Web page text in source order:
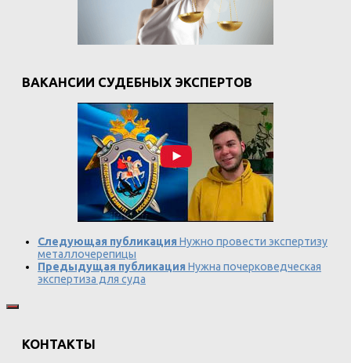
ВАКАНСИИ СУДЕБНЫХ ЭКСПЕРТОВ
Следующая публикация Нужно провести экспертизу
металлочерепицы
Предыдущая публикация Нужна почерковедческая
экспертиза для суда
КОНТАКТЫ